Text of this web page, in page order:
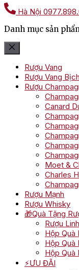
Hà Nội
Danh mục sản
Rượu Vang
Rượu Vang Bịch
Rượu
Canard
Moet &
Charles
Rượu Mạnh
Rượu Whisky
🎁Quà Tặng
Rượu
Hộp Quà
Hộp Quà
Hộp Quà
⚡ƯU ĐÃI